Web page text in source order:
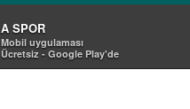
A SPOR
Mobil uygulaması
Ücretsiz - Google Play'de